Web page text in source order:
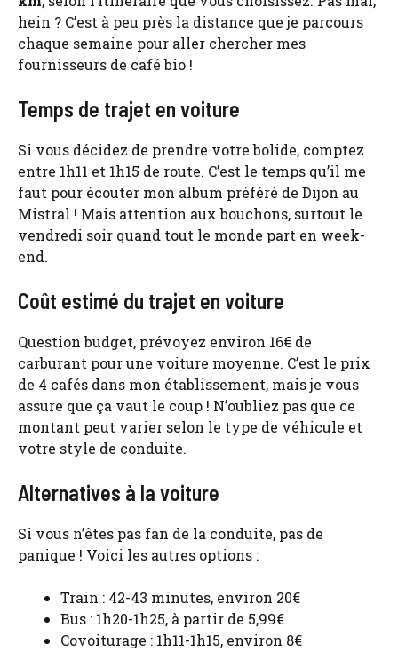
hein ? C’est à peu près la distance que je parcours
chaque semaine pour aller chercher mes
fournisseurs de café bio !
Temps de trajet en voiture
Si vous décidez de prendre votre bolide, comptez
entre 1h11 et 1h15 de route. C’est le temps qu’il me
faut pour écouter mon album préféré de Dijon au
Mistral ! Mais attention aux bouchons, surtout le
vendredi soir quand tout le monde part en week-
end.
Coût estimé du trajet en voiture
Question budget, prévoyez environ 16€ de
carburant pour une voiture moyenne. C’est le prix
de 4 cafés dans mon établissement, mais je vous
assure que ça vaut le coup ! N’oubliez pas que ce
montant peut varier selon le type de véhicule et
votre style de conduite.
Alternatives à la voiture
Si vous n’êtes pas fan de la conduite, pas de
panique ! Voici les autres options :
Train : 42-43 minutes, environ 20€
Bus : 1h20-1h25, à partir de 5,99€
Covoiturage : 1h11-1h15, environ 8€